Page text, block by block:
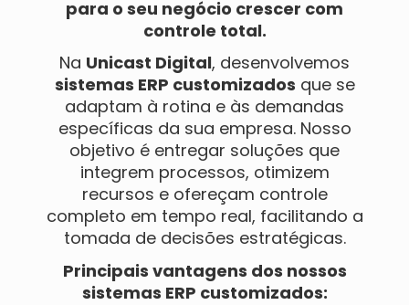
para o seu negócio crescer com
controle total.
Na Unicast Digital, desenvolvemos
sistemas ERP customizados que se
adaptam à rotina e às demandas
específicas da sua empresa. Nosso
objetivo é entregar soluções que
integrem processos, otimizem
recursos e ofereçam controle
completo em tempo real, facilitando a
tomada de decisões estratégicas.
Principais vantagens dos nossos
sistemas ERP customizados: